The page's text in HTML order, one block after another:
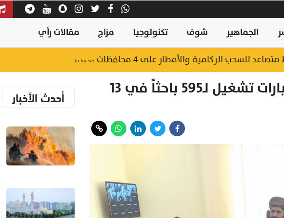
الجماهير شوف تكنولوجيا مزاج مقالات رأي
للسحب الركامية والأمطار على 4 محافظات منذ ساعة
«القوى العاملة»: إجراء اختبارات تشغيل لـ595 باحثاً في 13 أحدث الأخبار